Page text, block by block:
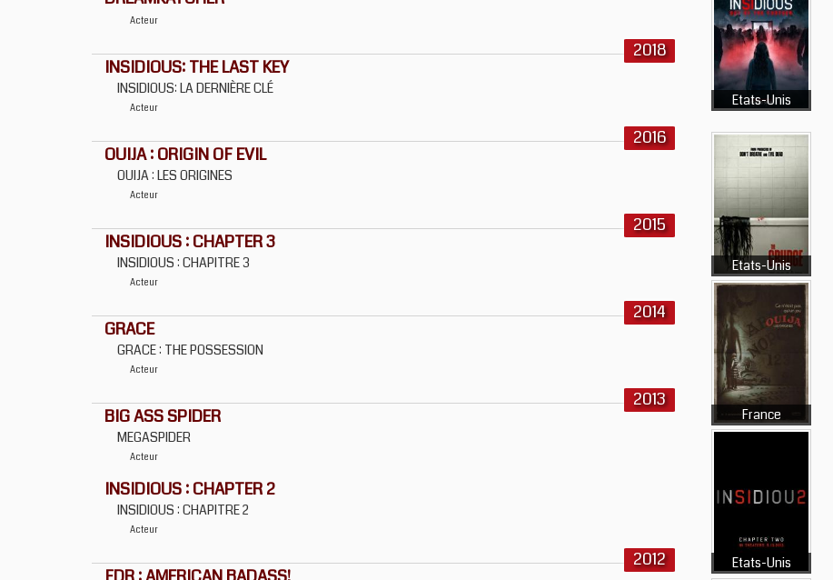
Acteur
2018
INSIDIOUS: THE LAST KEY
INSIDIOUS: LA DERNIÈRE CLÉ
Acteur
2016
OUIJA : ORIGIN OF EVIL
OUIJA : LES ORIGINES
Acteur
2015
INSIDIOUS : CHAPTER 3
INSIDIOUS : CHAPITRE 3
Acteur
2014
GRACE
GRACE : THE POSSESSION
Acteur
2013
BIG ASS SPIDER
MEGASPIDER
Acteur
INSIDIOUS : CHAPTER 2
INSIDIOUS : CHAPITRE 2
Acteur
2012
Etats-Unis
Etats-Unis
France
Etats-Unis